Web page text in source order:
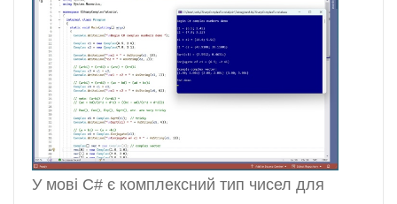
У мові C# є комплексний тип чисел для